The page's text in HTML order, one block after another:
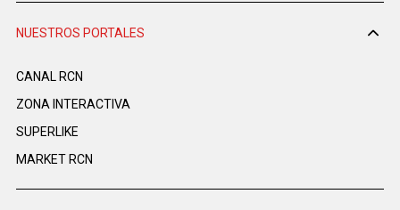
NUESTROS PORTALES
CANAL RCN
ZONA INTERACTIVA
SUPERLIKE
MARKET RCN